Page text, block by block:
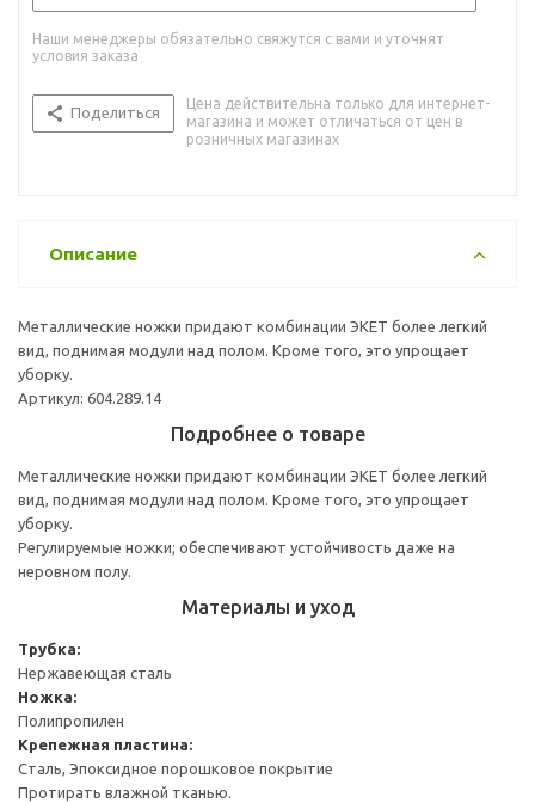
Наши менеджеры обязательно свяжутся с вами и уточнят
условия заказа
Поделиться
Цена действительна только для интернет-
магазина и может отличаться от цен в
розничных магазинах
Описание
Металлические ножки придают комбинации ЭКЕТ более легкий
вид, поднимая модули над полом. Кроме того, это упрощает
уборку.
Артикул: 604.289.14
Подробнее о товаре
Металлические ножки придают комбинации ЭКЕТ более легкий
вид, поднимая модули над полом. Кроме того, это упрощает
уборку.
Регулируемые ножки; обеспечивают устойчивость даже на
неровном полу.
Материалы и уход
Трубка:
Нержавеющая сталь
Ножка:
Полипропилен
Крепежная пластина:
Сталь, Эпоксидное порошковое покрытие
Протирать влажной тканью.